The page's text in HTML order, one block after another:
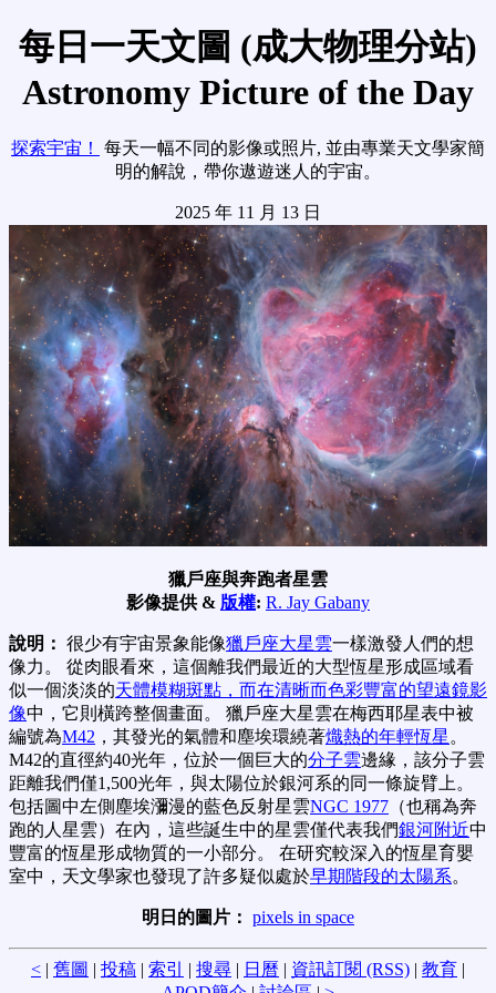
每日一天文圖 (成大物理分站)
Astronomy Picture of the Day
探索宇宙！
每天一幅不同的影像或照片, 並由專業天文學家簡
明的解說，帶你遨遊迷人的宇宙。
2025 年 11 月 13 日
獵戶座與奔跑者星雲
影像提供 & 版權: R. Jay Gabany
說明： 很少有宇宙景象能像獵戶座大星雲一樣激發人們的想
像力。 從肉眼看來，這個離我們最近的大型恆星形成區域看
似一個淡淡的天體模糊斑點，而在清晰而色彩豐富的望遠鏡影
像中，它則橫跨整個畫面。 獵戶座大星雲在梅西耶星表中被
編號為M42 ，其發光的氣體和塵埃環繞著熾熱的年輕恆星 。
M42的直徑約40光年，位於一個巨大的分子雲邊緣，該分子雲
距離我們僅1,500光年，與太陽位於銀河系的同一條旋臂上。
包括圖中左側塵埃瀰漫的藍色反射星雲NGC 1977 （也稱為奔
跑的人星雲）在內，這些誕生中的星雲僅代表我們銀河附近中
豐富的恆星形成物質的一小部分。 在研究較深入的恆星育嬰
室中，天文學家也發現了許多疑似處於早期階段的太陽系。
明日的圖片： pixels in space
< | 舊圖 | 投稿 | 索引 | 搜尋 | 日曆 | 資訊訂閱 (RSS) | 教育 |